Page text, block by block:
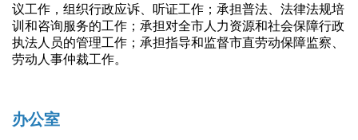
议工作，组织行政应诉、听证工作；承担普法、法律法规培
训和咨询服务的工作；承担对全市人力资源和社会保障行政
执法人员的管理工作；承担指导和监督市直劳动保障监察、
劳动人事仲裁工作。
办公室